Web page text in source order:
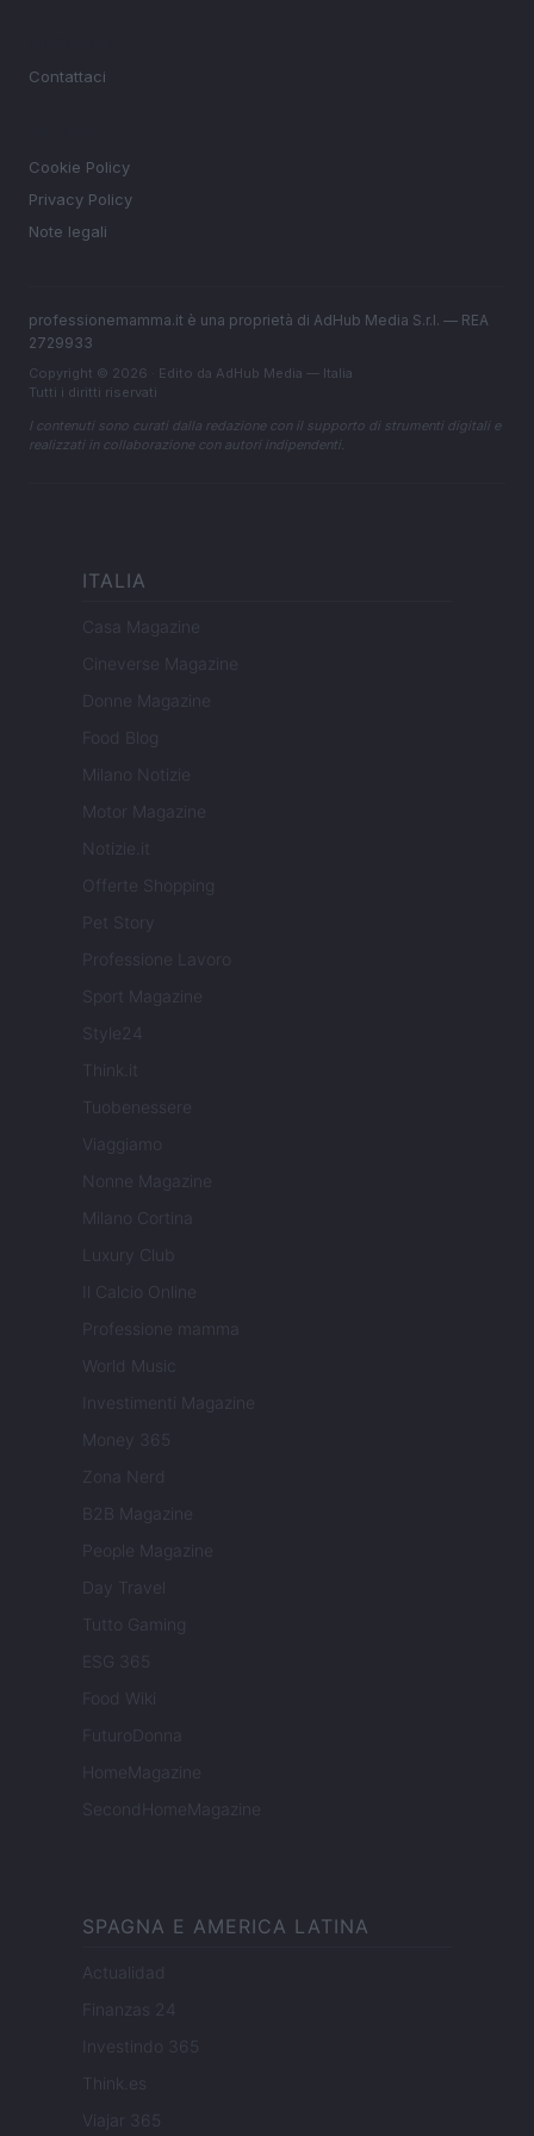
Contattaci
Cookie Policy
Privacy Policy
Note legali
professionemamma.it è una proprietà di AdHub Media S.r.l. — REA
2729933
Copyright © 2026 · Edito da AdHub Media — Italia
Tutti i diritti riservati
I contenuti sono curati dalla redazione con il supporto di strumenti digitali e
realizzati in collaborazione con autori indipendenti.
ITALIA
Casa Magazine
Cineverse Magazine
Donne Magazine
Food Blog
Milano Notizie
Motor Magazine
Notizie.it
Offerte Shopping
Pet Story
Professione Lavoro
Sport Magazine
Style24
Think.it
Tuobenessere
Viaggiamo
Nonne Magazine
Milano Cortina
Luxury Club
Il Calcio Online
Professione mamma
World Music
Investimenti Magazine
Money 365
Zona Nerd
B2B Magazine
People Magazine
Day Travel
Tutto Gaming
ESG 365
Food Wiki
FuturoDonna
HomeMagazine
SecondHomeMagazine
SPAGNA E AMERICA LATINA
Actualidad
Finanzas 24
Investindo 365
Think.es
Viajar 365